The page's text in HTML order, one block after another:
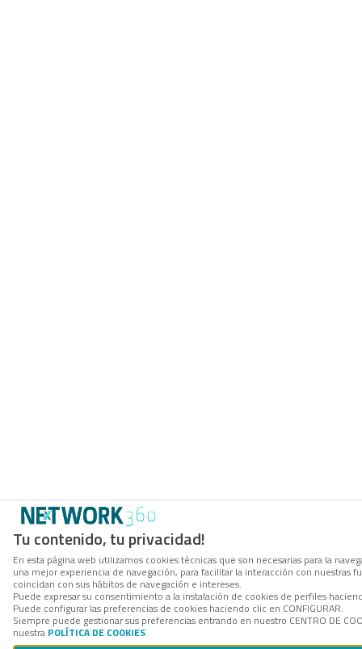
Tu contenido, tu privacidad!
En esta página web utilizamos cookies técnicas que son necesarias para la
una mejor experiencia de navegación, para facilitar la interacción con
coincidan con sus hábitos de navegación e intereses.
Puede expresar su consentimiento a la instalación de cookies de perfiles
Puede configurar las preferencias de cookies haciendo clic en CONFIGURAR.
Siempre puede gestionar sus preferencias entrando en nuestro CENTRO DE
nuestra POLÍTICA DE COOKIES.